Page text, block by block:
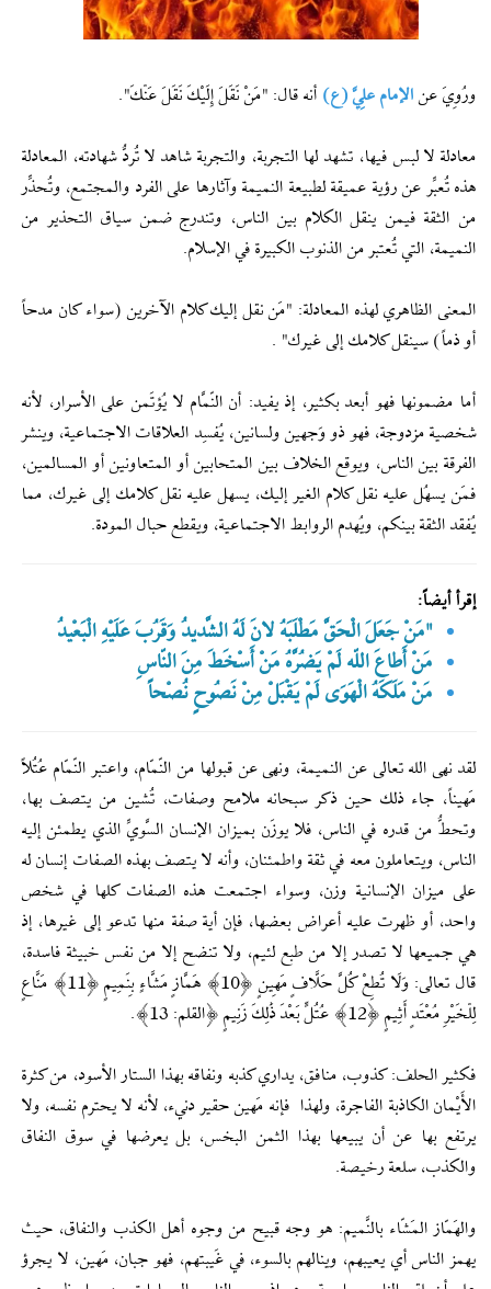
ورُوِيَ عنالإمام علِيَّ (ع) أنه قال: "مَنْ نَقَلَ إِلَيْكَ نَقَلَ عَنْكَ".
معادلة لا لبس فيها، تشهد لها التجربة، والتجربة شاهد لا تُردُّ شهادته، المعادلة
هذه تُعبِّر عن رؤية عميقة لطبيعة النميمة وآثارها على الفرد والمجتمع، وتُحذِّر
من الثقة فيمن ينقل الكلام بين الناس، وتندرج ضمن سياق التحذير من
النميمة، التي تُعتبر من الذنوب الكبيرة في الإسلام.
المعنى الظاهري لهذه المعادلة: "مَن نقل إليك كلام الآخرين (سواء كان مدحاً
أو ذماً) سينقل كلامك إلى غيرك" .
أما مضمونها فهو أبعد بكثير، إذ يفيد: أن النّمَّام لا يُؤتَمن على الأسرار، لأنه
شخصية مزدوجة، فهو ذو وَجهين ولسانين، يُفسِد العلاقات الاجتماعية، وينشر
الفرقة بين الناس، ويوقع الخلاف بين المتحابين أو المتعاونين أو المسالمين،
فمَن يسهُل عليه نقل كلام الغير إليك، يسهل عليه نقل كلامك إلى غيرك، مما
يُفقد الثقة بينكم، ويُهدم الروابط الاجتماعية، ويقطع حبال المودة.
إقرأ أيضاً:
"مَنْ جَعَلَ الْحَقَّ مَطْلَبَهُ لانَ لَهُ الشَّديدُ وَقَرُبَ عَلَيْهِ الْبَعْيدُ
مَنْ أَطاعَ اللّه لَمْ يَضُرَّهُ مَنْ أَسْخَطَ مِنَ النّاسِ
مَنْ مَلَكَهُ الْهَوَى لَمْ يَقْبَلْ مِنْ نَصُوحٍ نُصْحاً
لقد نهى الله تعالى عن النميمة، ونهى عن قبولها من النّمّام، واعتبر النّمّام عُتُلاً
مَهيناً، جاء ذلك حين ذكر سبحانه ملامح وصفات، تُشين من يتصف بها،
وتحطُّ من قدره في الناس، فلا يوزَن بميزان الإنسان السَّويِّ الذي يطمئن إليه
الناس، ويتعاملون معه في ثقة واطمئنان، وأنه لا يتصف بهذه الصفات إنسان له
على ميزان الإنسانية وزن، وسواء اجتمعت هذه الصفات كلها في شخص
واحد، أو ظهرت عليه أعراض بعضها، فإن أية صفة منها تدعو إلى غيرها، إذ
هي جميعها لا تصدر إلا من طبع لئيم، ولا تنضح إلا من نفس خبيثة فاسدة،
قال تعالى: وَلَا تُطِعْ كُلَّ حَلَّافٍ مَهِينٍ ﴿10﴾ هَمَّازٍ مَشَّاءٍ بِنَمِيمٍ ﴿11﴾ مَنَّاعٍ
لِلْخَيْرِ مُعْتَدٍ أَثِيمٍ ﴿12﴾ عُتُلٍّ بَعْدَ ذَٰلِكَ زَنِيمٍ ﴿القلم: 13﴾.
فكثير الحلف: كذوب، منافق، يداري كذبه ونفاقه بهذا الستار الأسود، من كثرة
الأَيْمان الكاذبة الفاجرة، ولهذا فإنه مَهين حقير دنيء، لأنه لا يحترم نفسه، ولا
يرتفع بها عن أن يبيعها بهذا الثمن البخس، بل يعرضها في سوق النفاق
والكذب، سلعة رخيصة.
والهَمّاز المَشّاء بالنَّميم: هو وجه قبيح من وجوه أهل الكذب والنفاق، حيث
يهمز الناس أي يعيبهم، وينالهم بالسوء، في غَيبتهم، فهو جبان، مَهين، لا يجرؤ